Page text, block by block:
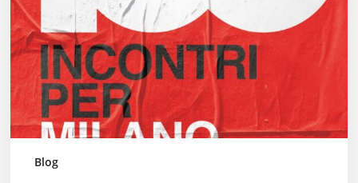
Blog
“Welcome
Center”
alle
ceramiche
passando
per
ANPI